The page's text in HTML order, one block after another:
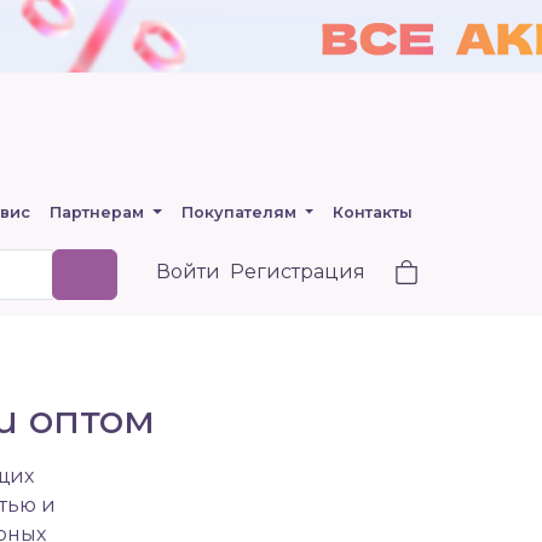
Партнерам Покупателям Контакты
Войти Регистрация
оптом
и